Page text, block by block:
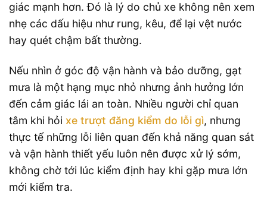
giác mạnh hơn. Đó là lý do chủ xe không nên xem
nhẹ các dấu hiệu như rung, kêu, để lại vệt nước
hay quét chậm bất thường.
Nếu nhìn ở góc độ vận hành và bảo dưỡng, gạt
mưa là một hạng mục nhỏ nhưng ảnh hưởng lớn
đến cảm giác lái an toàn. Nhiều người chỉ quan
tâm khi hỏi xe trượt đăng kiểm do lỗi gì, nhưng
thực tế những lỗi liên quan đến khả năng quan sát
và vận hành thiết yếu luôn nên được xử lý sớm,
không chờ tới lúc kiểm định hay khi gặp mưa lớn
mới kiểm tra.